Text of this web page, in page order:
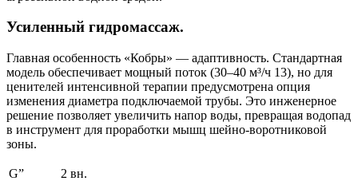
Усиленный гидромассаж.
Главная особенность «Кобры» — адаптивность. Стандартная
модель обеспечивает мощный поток (30–40 м³/ч 13), но для
ценителей интенсивной терапии предусмотрена опция
изменения диаметра подключаемой трубы. Это инженерное
решение позволяет увеличить напор воды, превращая водопад
в инструмент для проработки мышц шейно-воротниковой
зоны.
G”
2 вн.